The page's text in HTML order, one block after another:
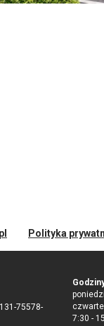
Polityka
75578-
7:30 -